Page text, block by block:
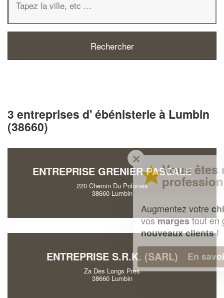
3 entreprises d' ébénisterie à Lumbin
(38660)
ENTREPRISE GRENIER PASCALE
220 Chemin Du Polonais
38660 Lumbin
ENTREPRISE S.R.K. (SARL)
Za Des Longs Pres
38660 Lumbin
Vous êtes un
professionnel ?
chiffre d'affaireset
vosmargestout en gagnant de
nouveaux clients!
En savoir plus